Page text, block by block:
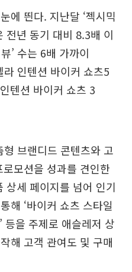
에 띈다. 지난달 ‘젝시믹
전년 동기 대비 8.3배 이
’ 수는 6배 가까이
인텐션 바이커 쇼츠5
텐션 바이커 쇼츠 3
브랜디드 콘텐츠와 고
모션을 성과를 견인한
상세 페이지를 넘어 인기
해 ‘바이커 쇼츠 스타일
등을 주제로 애슬레저 상
해 고객 관여도 및 구매